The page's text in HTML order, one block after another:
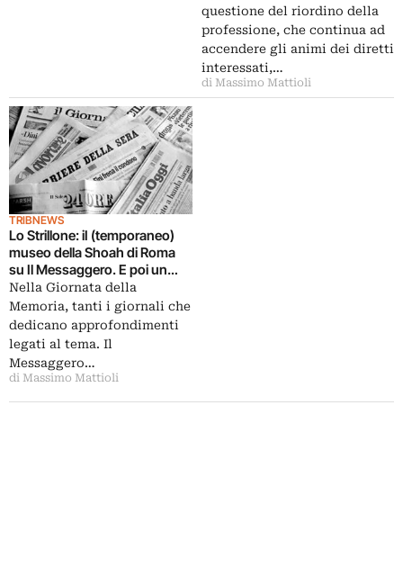
questione del riordino della
professione, che continua ad
accendere gli animi dei diretti
interessati,…
di Massimo Mattioli
TRIBNEWS
Lo Strillone: iI (temporaneo)
museo della Shoah di Roma
su Il Messaggero. E poi un
analfabeta per la Fondazione
Cini, SOS Esquilino, libri 2.0
Nella Giornata della
Memoria, tanti i giornali che
dedicano approfondimenti
legati al tema. Il
Messaggero…
di Massimo Mattioli